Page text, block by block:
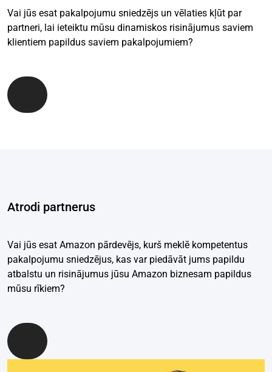
Vai jūs esat pakalpojumu sniedzējs un vēlaties kļūt par
partneri, lai ieteiktu mūsu dinamiskos risinājumus saviem
klientiem papildus saviem pakalpojumiem?
Atrodi partnerus
Vai jūs esat Amazon pārdevējs, kurš meklē kompetentus
pakalpojumu sniedzējus, kas var piedāvāt jums papildu
atbalstu un risinājumus jūsu Amazon biznesam papildus
mūsu rīkiem?